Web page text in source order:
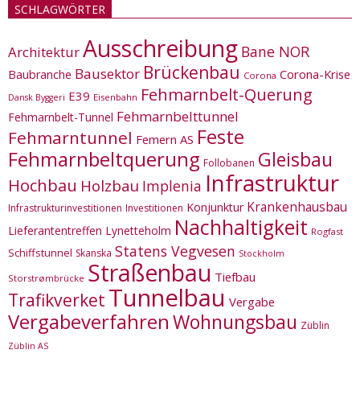
SCHLAGWÖRTER
ArchitekturAusschreibung Bane NOR
Baubranche Bausektor Brückenbau Corona Corona-Krise
Dansk Byggeri E39 Eisenbahn Fehmarnbelt-Querung
Fehmarnbelt-Tunnel Fehmarnbelttunnel
Fehmarntunnel Femern AS Feste
Fehmarnbeltquerung Follobanen Gleisbau
Hochbau Holzbau Implenia Infrastruktur
Infrastrukturinvestitionen Investitionen Konjunktur Krankenhausbau
Lieferantentreffen Lynetteholm Nachhaltigkeit Rogfast
Schiffstunnel Skanska Statens Vegvesen Stockholm
Storstrømbrücke Straßenbau Tiefbau
Trafikverket Tunnelbau Vergabe
VergabeverfahrenWohnungsbau Züblin
Züblin AS